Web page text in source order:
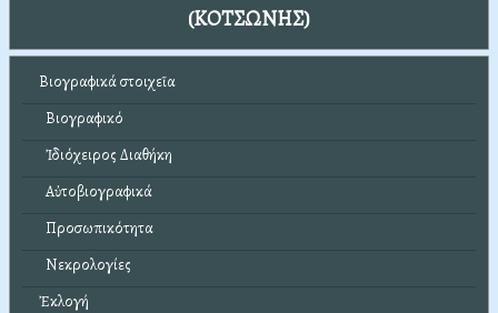
(ΚΟΤΣΩΝΗΣ)
Βιογραφικά στοιχεῖα
Βιογραφικό
Ἰδιόχειρος Διαθήκη
Αὐτοβιογραφικά
Προσωπικότητα
Νεκρολογίες
Ἐκλογή